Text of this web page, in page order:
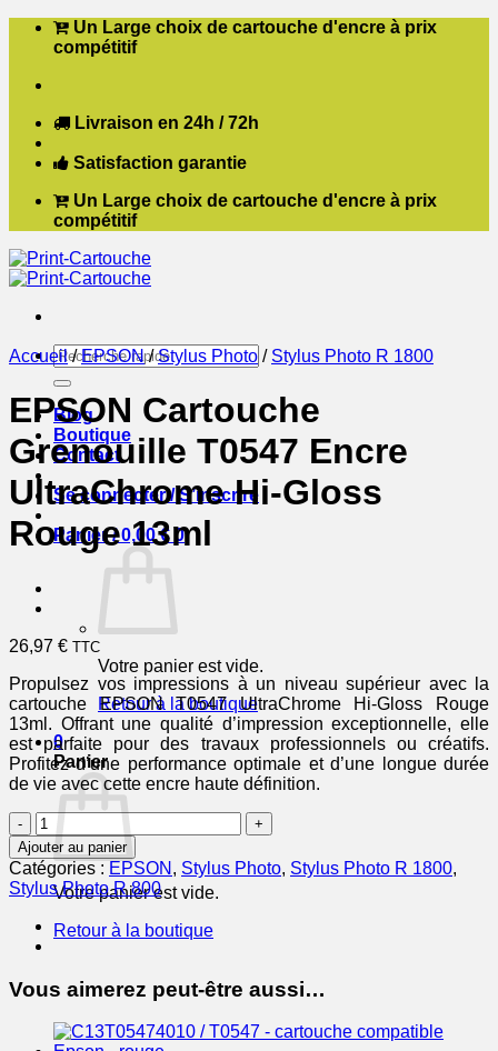
Passer Un Large choix de cartouche d'encre à prix
compétitif
Livraison en 24h / 72h
Satisfaction garantie
Un Large choix de cartouche d'encre à prix
compétitif
Recherche
pour :
Blog
Boutique
Contact
Se connecter / S’inscrire
Panier /0,00€ 0
Votre panier est vide.
Retour à la boutique
0
Panier
Votre panier est vide.
Retour à la boutique
Accueil / EPSON / Stylus Photo / Stylus Photo R 1800
EPSON Cartouche
Grenouille T0547 Encre
UltraChrome Hi-Gloss
Rouge 13ml
26,97 € TTC
Propulsez vos impressions à un niveau supérieur avec la
cartouche EPSON T0547 UltraChrome Hi-Gloss Rouge
13ml. Offrant une qualité d’impression exceptionnelle, elle
est parfaite pour des travaux professionnels ou créatifs.
Profitez d’une performance optimale et d’une longue durée
de vie avec cette encre haute définition.
quantité
de
EPSON
Cartouche
Grenouille
T0547
Encre
Gloss
Rouge
13ml
Ajouter au panier
Catégories : EPSON , Stylus Photo, Stylus Photo R 1800,
Stylus Photo R 800
Vous aimerez peut-être aussi…